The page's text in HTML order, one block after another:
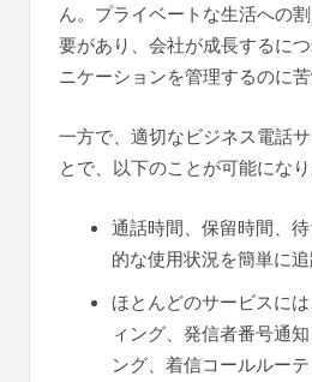
ん。プライベートな生活への
要があり、会社が成長するに
ニケーションを管理するのに苦
一方で、適切なビジネス電話
とで、以下のことが可能になり
通話時間、保留時間、
的な使用状況を簡単に追
ほとんどのサービスに
ィング、発信者番号通
ング、着信コールルー